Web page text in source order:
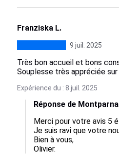
Franziska L.
9 juil. 2025
Très bon accueil et bons
Souplesse très appréciée
Expérience du : 8 juil. 2025
Réponse de
Merci pour votre avis 5
Je suis ravi que votre
Bien à vous,
Olivier.